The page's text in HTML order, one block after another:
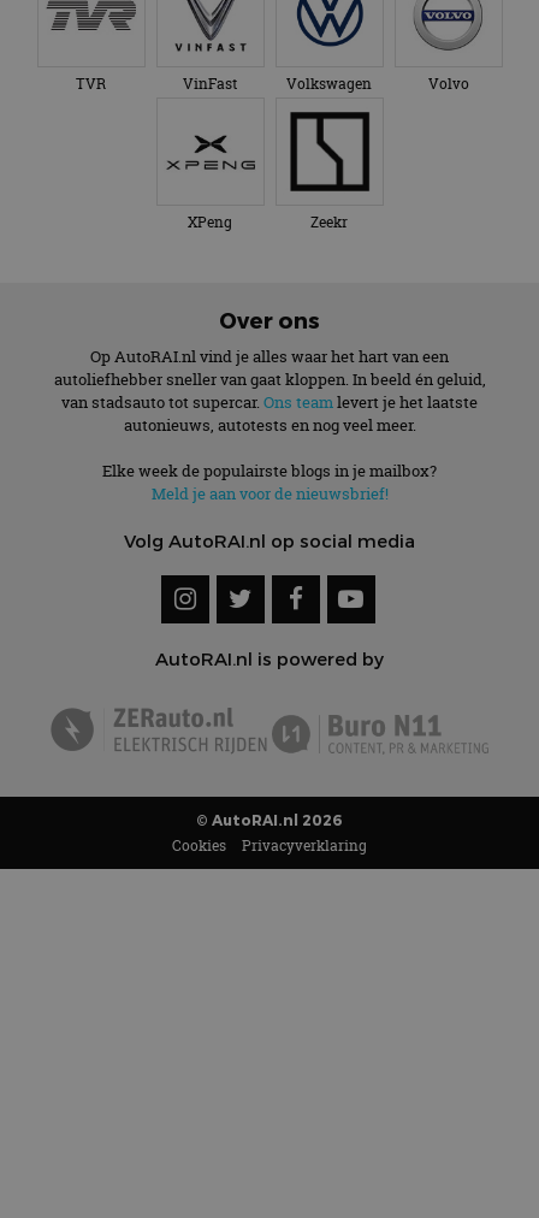
TVR VinFast Volkswagen Volvo
XPeng Zeekr
Over ons
Op AutoRAI.nl vind je alles waar het hart van een
autoliefhebber sneller van gaat kloppen. In beeld én geluid,
van stadsauto tot supercar. Ons teamlevert je het laatste
autonieuws, autotests en nog veel meer.
Elke week de populairste blogs in je mailbox?
Meld je aan voor de nieuwsbrief!
Volg AutoRAI.nl op social media
AutoRAI.nl is powered by
© AutoRAI.nl 2026
Cookies Privacyverklaring